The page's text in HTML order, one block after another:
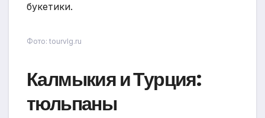
букетики.
Фото: tourvlg.ru
Калмыкия и Турция:
тюльпаны